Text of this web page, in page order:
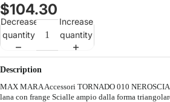
$104.30
Decrease
quantity
Increase
quantity
Description
MAX MARA Accessori TORNADO 010
lana con frange Scialle ampio dalla forma